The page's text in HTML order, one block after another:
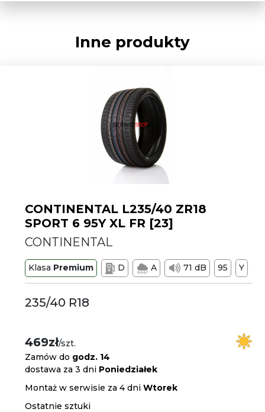
Inne produkty
CONTINENTAL L235/40 ZR18
SPORT 6 95Y XL FR [23]
CONTINENTAL
Klasa Premium D A 71 dB 95 Y
235/40 R18
469zł/szt.
Zamów do godz. 14
dostawa za 3 dni Poniedziałek
Montaż w serwisie za 4 dniWtorek
Ostatnie sztuki